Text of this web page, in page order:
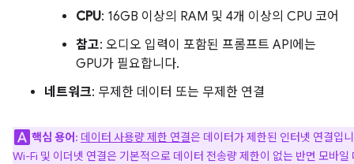
CPU: 16GB 이상의 RAM 및 4개 이상의 CPU 코어
참고: 오디오 입력이 포함된 프롬프트 API에는
GPU가 필요합니다.
네트워크: 무제한 데이터 또는 무제한 연결
핵심 용어: 데이터 사용량 제한 연결은 데이터가 제한된 인터넷 연결입
Wi-Fi 및 이더넷 연결은 기본적으로 데이터 전송량 제한이 없는 반면 모바일